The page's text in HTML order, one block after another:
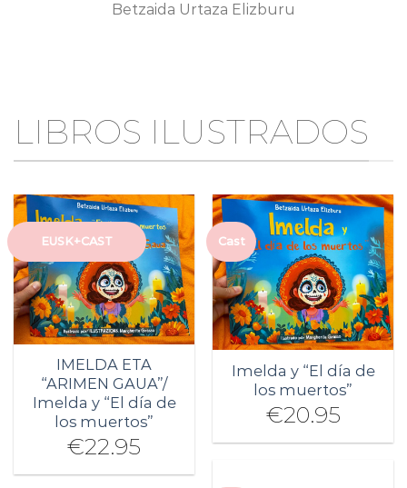
Betzaida Urtaza Elizburu
LIBROS ILUSTRADOS
EUSK+CAST
IMELDA ETA
“ARIMEN GAUA”/
Imelda y “El día de
los muertos”
€22.95
Cast
Imelda y “El día de
los muertos”
€20.95